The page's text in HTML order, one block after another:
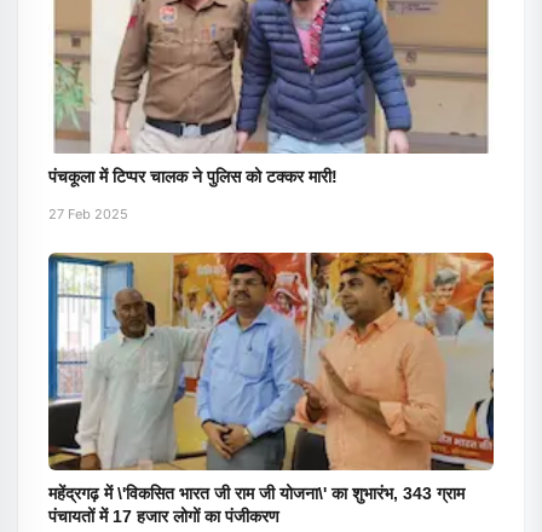
पंचकूला में टिप्पर चालक ने पुलिस को टक्कर मारी!
27 Feb 2025
महेंद्रगढ़ में \'विकसित भारत जी राम जी योजना\' का शुभारंभ, 343 ग्राम
पंचायतों में 17 हजार लोगों का पंजीकरण